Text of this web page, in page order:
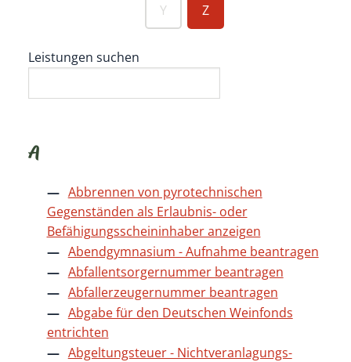
Y Z
Leistungen suchen
A
Abbrennen von pyrotechnischen
Gegenständen als Erlaubnis- oder
Befähigungsscheininhaber anzeigen
Abendgymnasium - Aufnahme beantragen
Abfallentsorgernummer beantragen
Abfallerzeugernummer beantragen
Abgabe für den Deutschen Weinfonds
entrichten
Abgeltungsteuer - Nichtveranlagungs-